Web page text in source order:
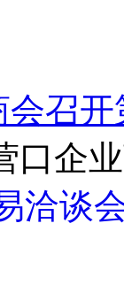
召
口企